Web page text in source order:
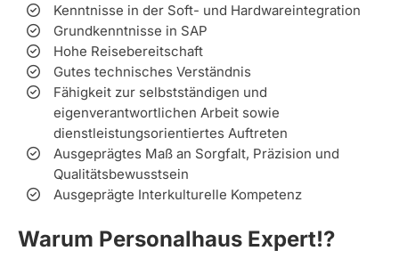
Kenntnisse in der Soft- und Hardwareintegration
Grundkenntnisse in SAP
Hohe Reisebereitschaft
Gutes technisches Verständnis
Fähigkeit zur selbstständigen und
eigenverantwortlichen Arbeit sowie
dienstleistungsorientiertes Auftreten
Ausgeprägtes Maß an Sorgfalt, Präzision und
Qualitätsbewusstsein
Ausgeprägte Interkulturelle Kompetenz
Warum Personalhaus Expert!?